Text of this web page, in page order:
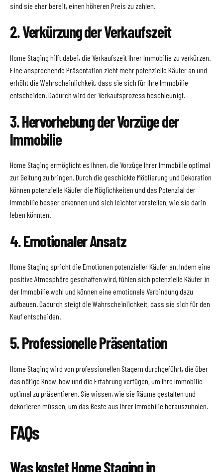
sind sie eher bereit, einen höheren Preis zu zahlen.
2. Verkürzung der Verkaufszeit
Home Staging hilft dabei, die Verkaufszeit Ihrer Immobilie zu verkürzen.
Eine ansprechende Präsentation zieht mehr potenzielle Käufer an und
erhöht die Wahrscheinlichkeit, dass sie sich für Ihre Immobilie
entscheiden. Dadurch wird der Verkaufsprozess beschleunigt.
3. Hervorhebung der Vorzüge der
Immobilie
Home Staging ermöglicht es Ihnen, die Vorzüge Ihrer Immobilie optimal
zur Geltung zu bringen. Durch die geschickte Möblierung und Dekoration
können potenzielle Käufer die Möglichkeiten und das Potenzial der
Immobilie besser erkennen und sich leichter vorstellen, wie sie darin
leben könnten.
4. Emotionaler Ansatz
Home Staging spricht die Emotionen potenzieller Käufer an. Indem eine
positive Atmosphäre geschaffen wird, fühlen sich potenzielle Käufer in
der Immobilie wohl und können eine emotionale Verbindung dazu
aufbauen. Dadurch steigt die Wahrscheinlichkeit, dass sie sich für den
Kauf entscheiden.
5. Professionelle Präsentation
Home Staging wird von professionellen Stagern durchgeführt, die über
das nötige Know-how und die Erfahrung verfügen, um Ihre Immobilie
optimal zu präsentieren. Sie wissen, wie sie Räume gestalten und
dekorieren müssen, um das Beste aus Ihrer Immobilie herauszuholen.
FAQs
Was kostet Home Staging in